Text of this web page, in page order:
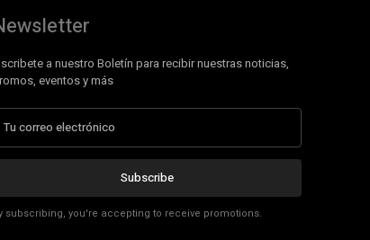
a nuestro Boletín para recibir nuestras noticias,
eventos y más
Subscribe
subscribing, you're accepting to receive promotions.